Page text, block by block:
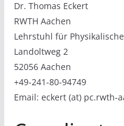
Dr. Thomas Eckert
RWTH Aachen
Lehrstuhl für
Landoltweg 2
52056 Aachen
+49-241-80-94749
Email: eckert (at) pc.rwth-